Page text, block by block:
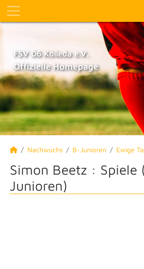
FSV 06 Kölleda e.V.
Offizielle Homepage
Nachwuchs B-Junioren Ewige
Simon Beetz : Spiele
Junioren)